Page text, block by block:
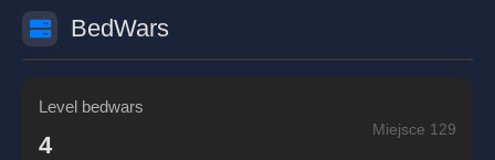
BedWars
Level bedwars
4
Miejsce 129